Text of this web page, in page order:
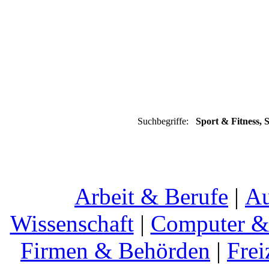
Suchbegriffe: Sport & Fitness,
Arbeit & Berufe |
Wissenschaft| Computer
Firmen & Behörden |